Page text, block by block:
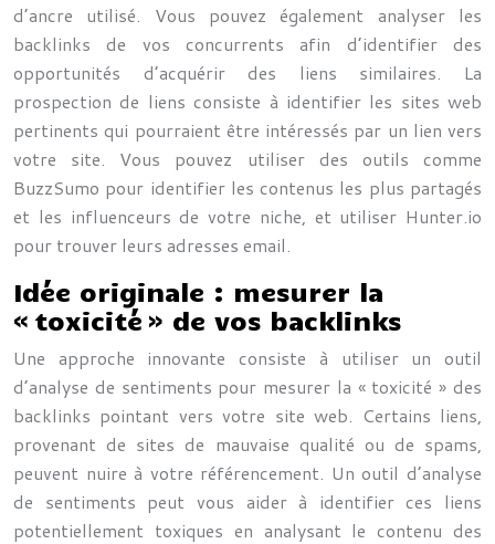
d’ancre utilisé. Vous pouvez également analyser les
backlinks de vos concurrents afin d’identifier des
opportunités d’acquérir des liens similaires. La
prospection de liens consiste à identifier les sites web
pertinents qui pourraient être intéressés par un lien vers
votre site. Vous pouvez utiliser des outils comme
BuzzSumo pour identifier les contenus les plus partagés
et les influenceurs de votre niche, et utiliser Hunter.io
pour trouver leurs adresses email.
Idée originale : mesurer la
« toxicité » de vos backlinks
Une approche innovante consiste à utiliser un outil
d’analyse de sentiments pour mesurer la « toxicité » des
backlinks pointant vers votre site web. Certains liens,
provenant de sites de mauvaise qualité ou de spams,
peuvent nuire à votre référencement. Un outil d’analyse
de sentiments peut vous aider à identifier ces liens
potentiellement toxiques en analysant le contenu des